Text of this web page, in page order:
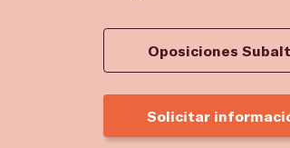
Oposiciones
Solicitar